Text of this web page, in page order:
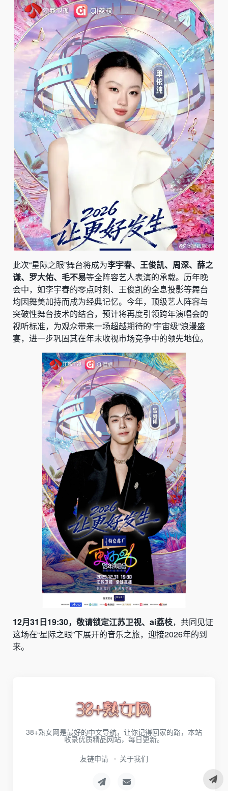
此次“星际之眼”舞台将成为李宇春、王俊凯、周深、薛之
谦、罗大佑、毛不易等全阵容艺人表演的承载。历年晚
会中，如李宇春的零点时刻、王俊凯的全息投影等舞台
均因舞美加持而成为经典记忆。今年，顶级艺人阵容与
突破性舞台技术的结合，预计将再度引领跨年演唱会的
视听标准，为观众带来一场超越期待的“宇宙级”浪漫盛
宴，进一步巩固其在年末收视市场竞争中的领先地位。
12月31日19:30，敬请锁定江苏卫视、ai荔枝，共同见证
这场在“星际之眼”下展开的音乐之旅，迎接2026年的到
来。
38+熟女网是最好的中文导航，让你记得回家的路，本站
收录优质精品网站，每日更新。
友链申请
关于我们